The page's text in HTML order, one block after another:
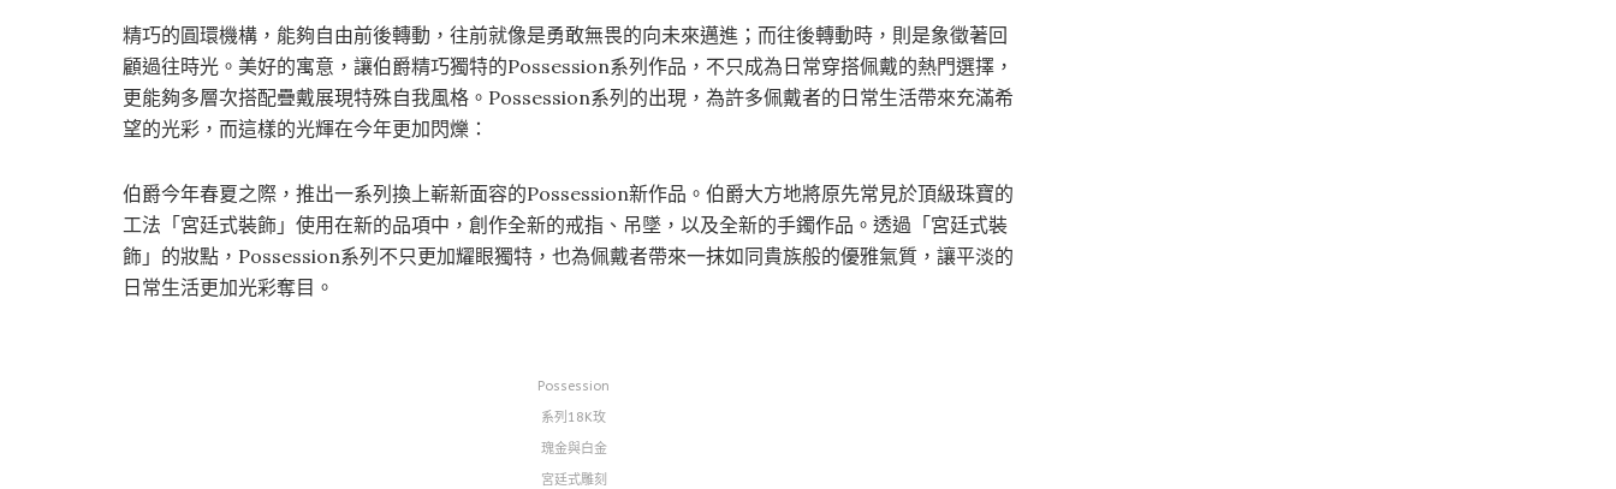
精巧的圓環機構，能夠自由前後轉動，往前就像是勇敢無畏的向未來邁進；而往後轉動時，則是象徵著回
顧過往時光。美好的寓意，讓伯爵精巧獨特的Possession系列作品，不只成為日常穿搭佩戴的熱門選擇，
更能夠多層次搭配疊戴展現特殊自我風格。Possession系列的出現，為許多佩戴者的日常生活帶來充滿希
望的光彩，而這樣的光輝在今年更加閃爍：
伯爵今年春夏之際，推出一系列換上嶄新面容的Possession新作品。伯爵大方地將原先常見於頂級珠寶的
工法「宮廷式裝飾」使用在新的品項中，創作全新的戒指、吊墜，以及全新的手鐲作品。透過「宮廷式裝
飾」的妝點，Possession系列不只更加耀眼獨特，也為佩戴者帶來一抹如同貴族般的優雅氣質，讓平淡的
日常生活更加光彩奪目。
Possession
系列18K玫
瑰金與白金
宮廷式雕刻